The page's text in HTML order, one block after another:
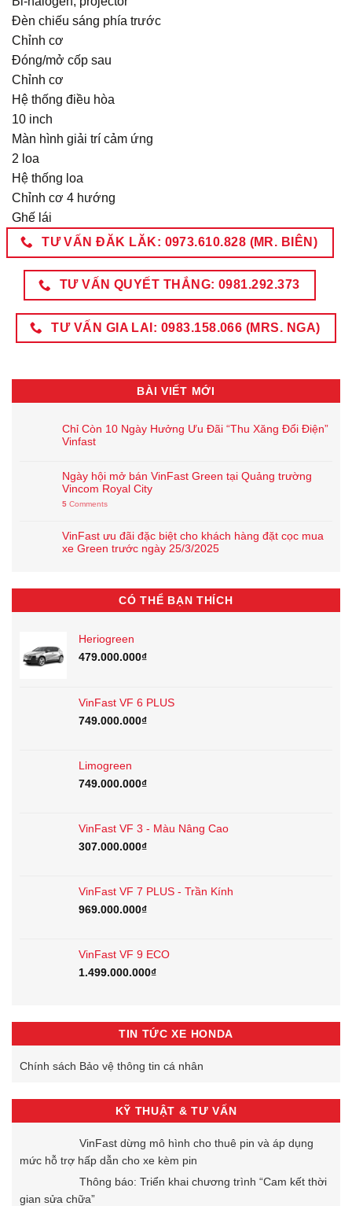
Đèn chiếu sáng phía trước
Chỉnh cơ
Đóng/mở cốp sau
Chỉnh cơ
Hệ thống điều hòa
10 inch
Màn hình giải trí cảm ứng
2 loa
Hệ thống loa
Chỉnh cơ 4 hướng
Ghế lái
TƯ VẤN ĐĂK LĂK: 0973.610.828 (MR. BIÊN)
TƯ VẤN QUYẾT THẮNG: 0981.292.373
TƯ VẤN GIA LAI: 0983.158.066 (MRS. NGA)
BÀI VIẾT MỚI
Chỉ Còn 10 Ngày Hưởng Ưu Đãi “Thu Xăng Đổi Điện”
Vinfast
Ngày hội mở bán VinFast Green tại Quảng trường
Vincom Royal City
5 Comments
VinFast ưu đãi đặc biệt cho khách hàng đặt cọc mua
xe Green trước ngày 25/3/2025
CÓ THỂ BẠN THÍCH
Heriogreen
479.000.000₫
VinFast VF 6 PLUS
749.000.000₫
Limogreen
749.000.000₫
VinFast VF 3 - Màu Nâng Cao
307.000.000₫
VinFast VF 7 PLUS - Trần Kính
969.000.000₫
VinFast VF 9 ECO
1.499.000.000₫
TIN TỨC XE HONDA
Chính sách Bảo vệ thông tin cá nhân
KỸ THUẬT & TƯ VẤN
VinFast dừng mô hình cho thuê pin và áp dụng
mức hỗ trợ hấp dẫn cho xe kèm pin
Thông báo: Triển khai chương trình “Cam kết thời
gian sửa chữa”